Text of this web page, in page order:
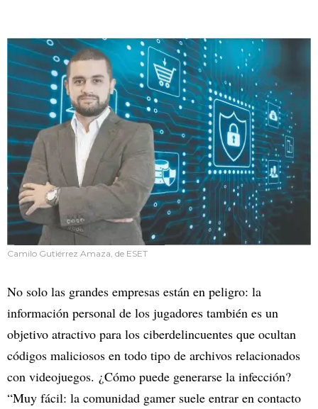
Camilo Gutiérrez Amaza, de ESET
No solo las grandes empresas están en peligro: la
información personal de los jugadores también es un
objetivo atractivo para los ciberdelincuentes que ocultan
códigos maliciosos en todo tipo de archivos relacionados
con videojuegos. ¿Cómo puede generarse la infección?
“Muy fácil: la comunidad gamer suele entrar en contacto